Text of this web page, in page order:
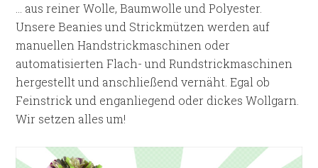
… aus reiner Wolle, Baumwolle und Polyester.
UnsereBeanies und Strickmützen werden auf
manuellen Handstrickmaschinen oder
automatisierten Flach- und Rundstrickmaschinen
hergestellt und anschließend vernäht. Egal ob
Feinstrick und enganliegend oder dickes Wollgarn.
Wir setzen alles um!